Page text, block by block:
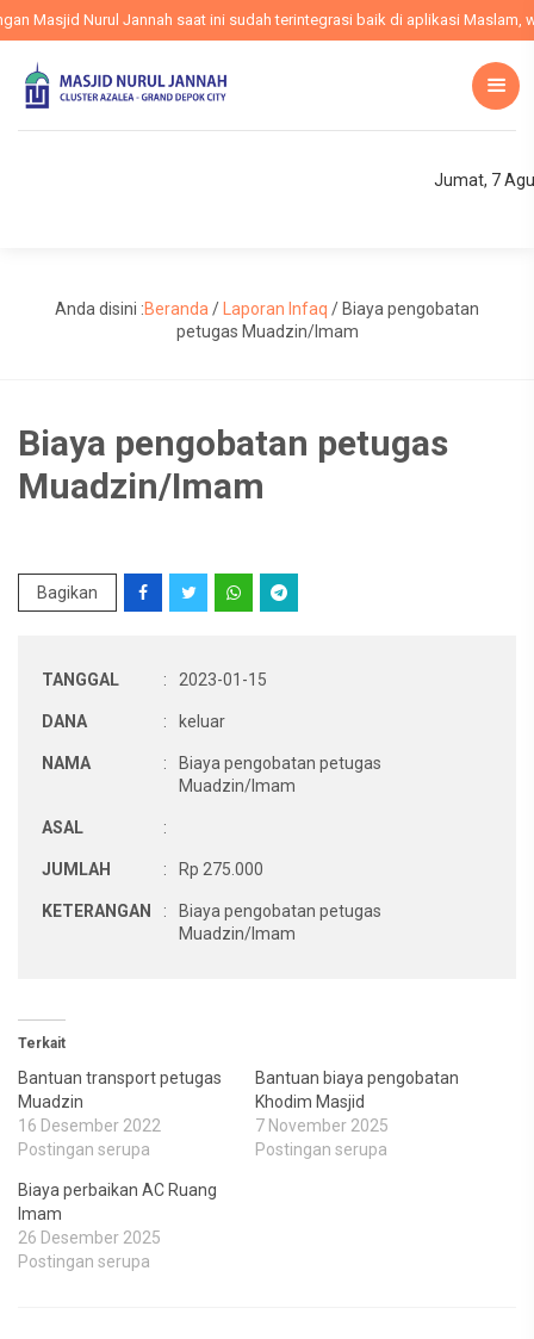
Masjid Nurul Jannah saat ini sudah terintegrasi baik di aplikasi Maslam,
Jumat, 7
Anda disini :Beranda / Laporan Infaq / Biaya pengobatan
petugas Muadzin/Imam
Biaya pengobatan petugas
Muadzin/Imam
Bagikan
TANGGAL : 2023-01-15
DANA : keluar
NAMA :
Biaya pengobatan petugas
Muadzin/Imam
ASAL :
JUMLAH : Rp 275.000
KETERANGAN :
Biaya pengobatan petugas
Muadzin/Imam
Terkait
Bantuan transport petugas
Muadzin
16 Desember 2022
Postingan serupa
Bantuan biaya pengobatan
Khodim Masjid
7 November 2025
Postingan serupa
Biaya perbaikan AC Ruang
Imam
26 Desember 2025
Postingan serupa